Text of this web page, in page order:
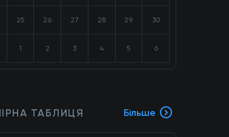
25 26 27 28 29 30
1 2 3 4 5 6
ТАБЛИЦЯ Більше